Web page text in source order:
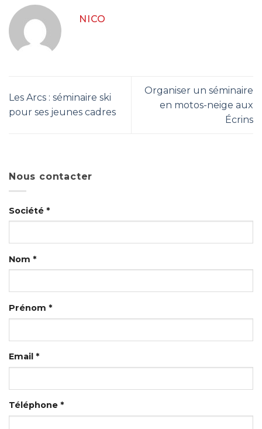
NICO
Les Arcs : séminaire ski
pour ses jeunes cadres
Organiser un séminaire
en motos-neige aux
Écrins
Nous contacter
Société *
Nom *
Prénom *
Email *
Téléphone *